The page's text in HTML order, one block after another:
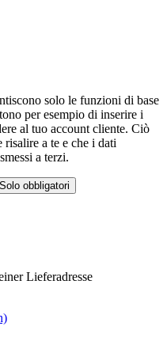
solo le funzioni di base
per esempio di inserire i
al tuo account cliente. Ciò
a te e che i dati
a terzi.
Solo obbligatori
Lieferadresse